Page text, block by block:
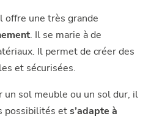
offre une très grande
. Il se marie à de
Il permet de créer des
et sécurisées.
un sol meuble ou un sol dur, il
possibilités ets’adapte à